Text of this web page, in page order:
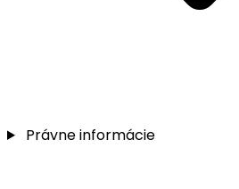
Právne informácie